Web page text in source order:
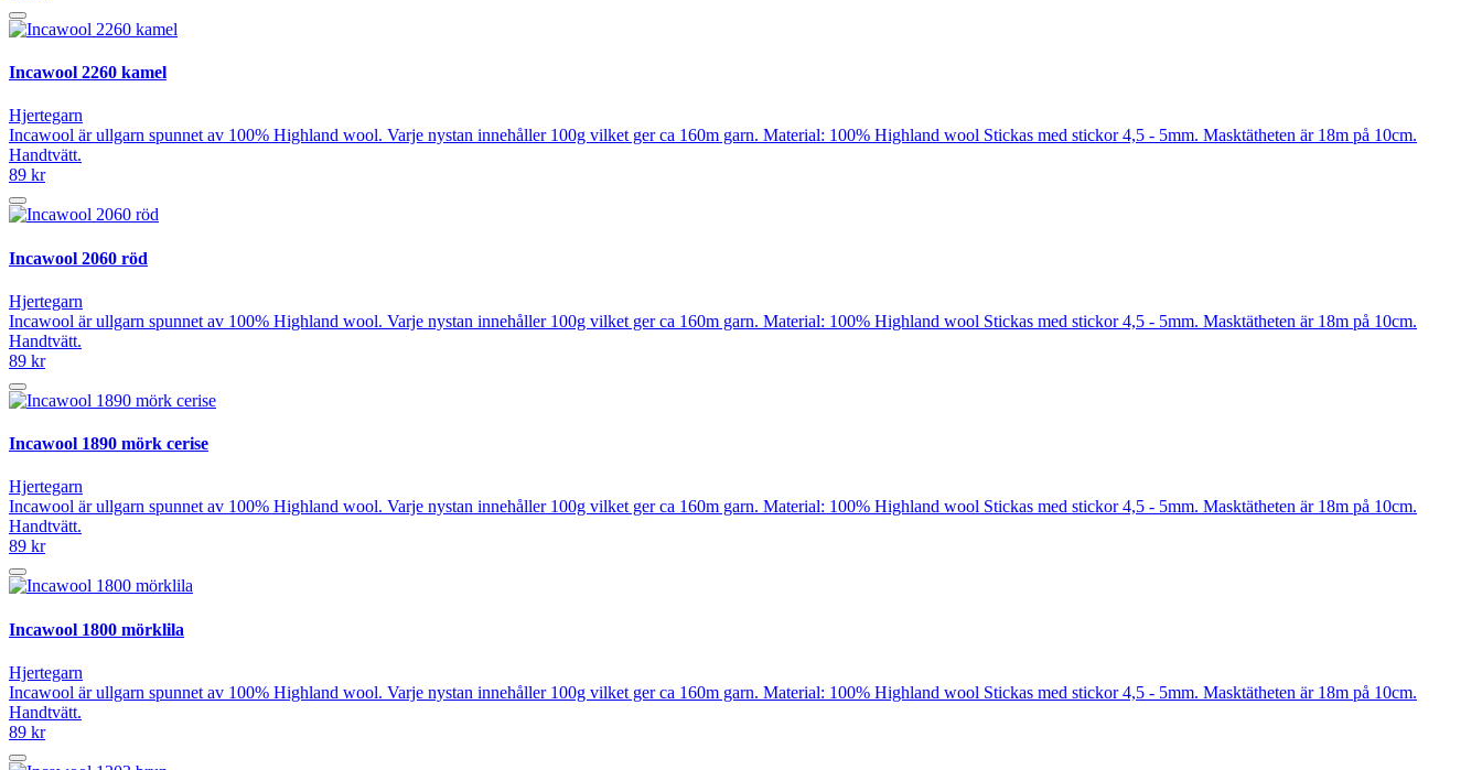
Incawool 2260 kamel
Hjertegarn
Incawool är ullgarn spunnet av 100% Highland wool. Varje nystan innehåller 100g vilket ger ca 160m garn. Material: 100% Highland wool Stickas med stickor 4,5 - 5mm. Masktätheten är 18m på 10cm.
Handtvätt.
89 kr
Incawool 2060 röd
Hjertegarn
Incawool är ullgarn spunnet av 100% Highland wool. Varje nystan innehåller 100g vilket ger ca 160m garn. Material: 100% Highland wool Stickas med stickor 4,5 - 5mm. Masktätheten är 18m på 10cm.
Handtvätt.
89 kr
Incawool 1890 mörk cerise
Hjertegarn
Incawool är ullgarn spunnet av 100% Highland wool. Varje nystan innehåller 100g vilket ger ca 160m garn. Material: 100% Highland wool Stickas med stickor 4,5 - 5mm. Masktätheten är 18m på 10cm.
Handtvätt.
89 kr
Incawool 1800 mörklila
Hjertegarn
Incawool är ullgarn spunnet av 100% Highland wool. Varje nystan innehåller 100g vilket ger ca 160m garn. Material: 100% Highland wool Stickas med stickor 4,5 - 5mm. Masktätheten är 18m på 10cm.
Handtvätt.
89 kr